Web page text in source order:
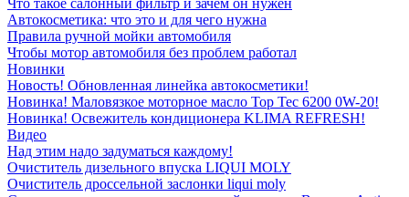
Что такое салонный фильтр и зачем он нужен
Автокосметика: что это и для чего нужна
Правила ручной мойки автомобиля
Чтобы мотор автомобиля без проблем работал
Новинки
Новость! Обновленная линейка автокосметики!
Новинка! Маловязкое моторное масло Top Tec 6200 0W-20!
Новинка! Освежитель кондиционера KLIMA REFRESH!
Видео
Над этим надо задуматься каждому!
Очиститель дизельного впуска LIQUI MOLY
Очиститель дроссельной заслонки liqui moly